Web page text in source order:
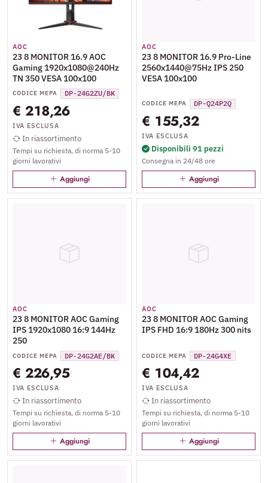
AOC
23 8 MONITOR 16.9 AOC
Gaming 1920x1080@240Hz
TN 350 VESA 100x100
CODICE MEPA DP-24G2ZU/BK
€ 218,26
IVA ESCLUSA
In riassortimento
Tempi su richiesta, di norma 5-10
giorni lavorativi
Aggiungi
AOC
23 8 MONITOR 16.9 Pro-Line
2560x1440@75Hz IPS 250
VESA 100x100
CODICE MEPA DP-Q24P2Q
€ 155,32
IVA ESCLUSA
Disponibili 91 pezzi
Consegna in 24/48 ore
Aggiungi
AOC
23 8 MONITOR AOC Gaming
IPS 1920x1080 16:9 144Hz
250
CODICE MEPA DP-24G2AE/BK
€ 226,95
IVA ESCLUSA
In riassortimento
Tempi su richiesta, di norma 5-10
giorni lavorativi
Aggiungi
AOC
23 8 MONITOR AOC Gaming
IPS FHD 16:9 180Hz 300 nits
CODICE MEPA DP-24G4XE
€ 104,42
IVA ESCLUSA
In riassortimento
Tempi su richiesta, di norma 5-10
giorni lavorativi
Aggiungi